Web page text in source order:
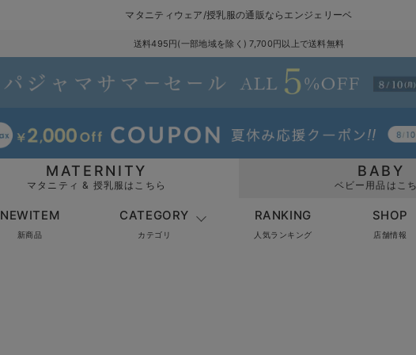
マタニティウェア/授乳服の通販ならエンジェリーベ
送料495円(一部地域を除く) 7,700円以上で送料無料
MATERNITY
マタニティ & 授乳服はこちら
BABY
ベビー用品はこ
NEWITEM
新商品
CATEGORY
カテゴリ
RANKING
人気ランキング
SHOP
店舗情報